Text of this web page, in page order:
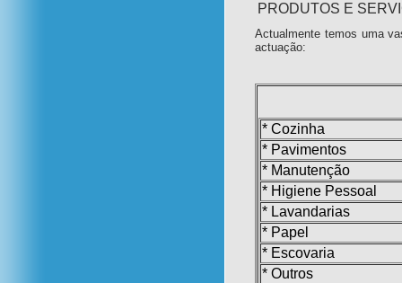
PRODUTOS E
Actualmente temos uma
actuação:
* Cozinha
* Pavimentos
* Manutenção
* Higiene Pessoal
* Lavandarias
* Papel
* Escovaria
* Outros